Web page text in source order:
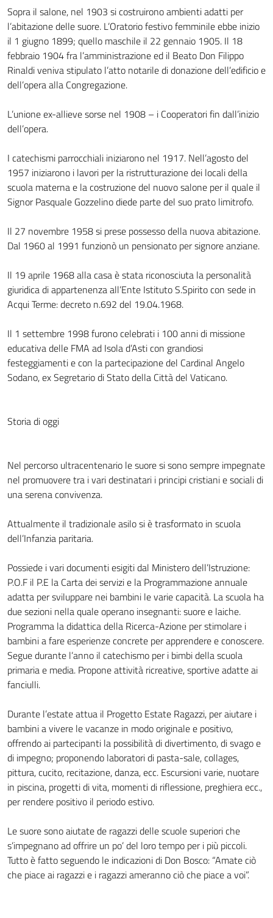
Sopra il salone, nel 1903 si costruirono ambienti adatti per
l’abitazione delle suore. L’Oratorio festivo femminile ebbe inizio
il 1 giugno 1899; quello maschile il 22 gennaio 1905. Il 18
febbraio 1904 fra l’amministrazione ed il Beato Don Filippo
Rinaldi veniva stipulato l’atto notarile di donazione dell’edificio e
dell’opera alla Congregazione.
L’unione ex-allieve sorse nel 1908 – i Cooperatori fin dall’inizio
dell’opera.
I catechismi parrocchiali iniziarono nel 1917. Nell’agosto del
1957 iniziarono i lavori per la ristrutturazione dei locali della
scuola materna e la costruzione del nuovo salone per il quale il
Signor Pasquale Gozzelino diede parte del suo prato limitrofo.
Il 27 novembre 1958 si prese possesso della nuova abitazione.
Dal 1960 al 1991 funzionò un pensionato per signore anziane.
Il 19 aprile 1968 alla casa è stata riconosciuta la personalità
giuridica di appartenenza all’Ente Istituto S.Spirito con sede in
Acqui Terme: decreto n.692 del 19.04.1968.
Il 1 settembre 1998 furono celebrati i 100 anni di missione
educativa delle FMA ad Isola d’Asti con grandiosi
festeggiamenti e con la partecipazione del Cardinal Angelo
Sodano, ex Segretario di Stato della Città del Vaticano.
Storia di oggi
Nel percorso ultracentenario le suore si sono sempre impegnate
nel promuovere tra i vari destinatari i principi cristiani e sociali di
una serena convivenza.
Attualmente il tradizionale asilo si è trasformato in scuola
dell’Infanzia paritaria.
Possiede i vari documenti esigiti dal Ministero dell’Istruzione:
P.O.F il P.E la Carta dei servizi e la Programmazione annuale
adatta per sviluppare nei bambini le varie capacità. La scuola ha
due sezioni nella quale operano insegnanti: suore e laiche.
Programma la didattica della Ricerca-Azione per stimolare i
bambini a fare esperienze concrete per apprendere e conoscere.
Segue durante l’anno il catechismo per i bimbi della scuola
primaria e media. Propone attività ricreative, sportive adatte ai
fanciulli.
Durante l’estate attua il Progetto Estate Ragazzi, per aiutare i
bambini a vivere le vacanze in modo originale e positivo,
offrendo ai partecipanti la possibilità di divertimento, di svago e
di impegno; proponendo laboratori di pasta-sale, collages,
pittura, cucito, recitazione, danza, ecc. Escursioni varie, nuotare
in piscina, progetti di vita, momenti di riflessione, preghiera ecc.,
per rendere positivo il periodo estivo.
Le suore sono aiutate de ragazzi delle scuole superiori che
s’impegnano ad offrire un po’ del loro tempo per i più piccoli.
Tutto è fatto seguendo le indicazioni di Don Bosco: “Amate ciò
che piace ai ragazzi e i ragazzi ameranno ciò che piace a voi”.